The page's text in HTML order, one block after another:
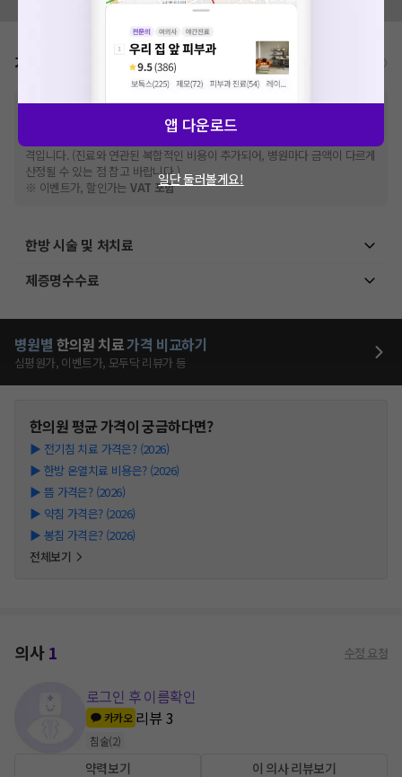
가격표 비급여/급여 진료란?
※비급여 항목의 경우,추가비용 등으로 실제 가격과 상이할 수 있으니, 정확
한 가격은 해당 의료기관에 직접 문의해주세요.
건강보험심사평가원
격입니다. (진료와 연관된 복합적인 비용이 추가되어, 병원마다 금액이 다르게
산정될 수 있는 점 참고 바랍니다.)
※ 이벤트가, 할인가는VAT 포함
한방 시술 및 처치료
제증명수수료
병원별 한의원 치료가격 비교하기
심평원가, 이벤트가, 모두닥 리뷰가 등
한의원평균 가격이 궁금하다면?
▶ 전기침 치료 가격은? (2026)
▶ 한방 온열치료 비용은? (2026)
▶ 뜸 가격은? (2026)
▶ 약침 가격은? (2026)
▶ 봉침 가격은? (2026)
전체보기
의사1 수정 요청
로그인 후 이름확인
카카오 리뷰3
침술(2)
약력보기 이 의사 리뷰보기
앱 다운로드
일단 둘러볼게요!